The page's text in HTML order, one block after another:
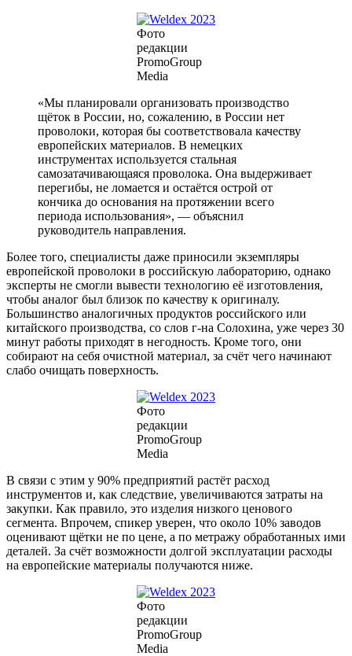
Фото
редакции
PromoGroup
Media
«Мы планировали организовать производство
щёток в России, но, сожалению, в России нет
проволоки, которая бы соответствовала качеству
европейских материалов. В немецких
инструментах используется стальная
самозатачивающаяся проволока. Она выдерживает
перегибы, не ломается и остаётся острой от
кончика до основания на протяжении всего
периода использования», — объяснил
руководитель направления.
Более того, специалисты даже приносили экземпляры
европейской проволоки в российскую лабораторию, однако
эксперты не смогли вывести технологию её изготовления,
чтобы аналог был близок по качеству к оригиналу.
Большинство аналогичных продуктов российского или
китайского производства, со слов г-на Солохина, уже через 30
минут работы приходят в негодность. Кроме того, они
собирают на себя очистной материал, за счёт чего начинают
слабо очищать поверхность.
Фото
редакции
PromoGroup
Media
В связи с этим у 90% предприятий растёт расход
инструментов и, как следствие, увеличиваются затраты на
закупки. Как правило, это изделия низкого ценового
сегмента. Впрочем, спикер уверен, что около 10% заводов
оценивают щётки не по цене, а по метражу обработанных ими
деталей. За счёт возможности долгой эксплуатации расходы
на европейские материалы получаются ниже.
Фото
редакции
PromoGroup
Media